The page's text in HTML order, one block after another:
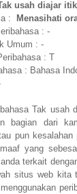
usah diajar
:
Menasihati
: -
Umum : -
: T
: Bahasa
Tak
bagian dari
pun
yang
terkait
situs web